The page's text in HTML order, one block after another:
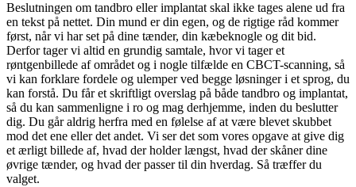
Beslutningen om tandbro eller implantat skal ikke tages alene ud fra
en tekst på nettet. Din mund er din egen, og de rigtige råd kommer
først, når vi har set på dine tænder, din kæbeknogle og dit bid.
Derfor tager vi altid en grundig samtale, hvor vi tager et
røntgenbillede af området og i nogle tilfælde en CBCT-scanning, så
vi kan forklare fordele og ulemper ved begge løsninger i et sprog, du
kan forstå. Du får et skriftligt overslag på både tandbro og implantat,
så du kan sammenligne i ro og mag derhjemme, inden du beslutter
dig. Du går aldrig herfra med en følelse af at være blevet skubbet
mod det ene eller det andet. Vi ser det som vores opgave at give dig
et ærligt billede af, hvad der holder længst, hvad der skåner dine
øvrige tænder, og hvad der passer til din hverdag. Så træffer du
valget.